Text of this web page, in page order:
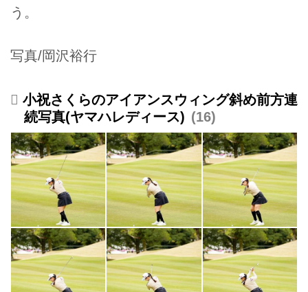
う。
写真/岡沢裕行
小祝さくらのアイアンスウィング斜め前方連
続写真(ヤマハレディース)
16